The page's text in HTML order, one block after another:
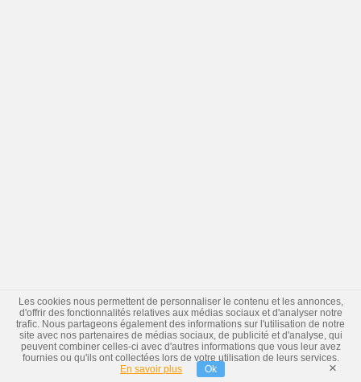
Les cookies nous permettent de personnaliser le contenu et les annonces,
d'offrir des fonctionnalités relatives aux médias sociaux et d'analyser notre
trafic. Nous partageons également des informations sur l'utilisation de notre
site avec nos partenaires de médias sociaux, de publicité et d'analyse, qui
peuvent combiner celles-ci avec d'autres informations que vous leur avez
fournies ou qu'ils ont collectées lors de votre utilisation de leurs services.
En savoir plus
Ok ×